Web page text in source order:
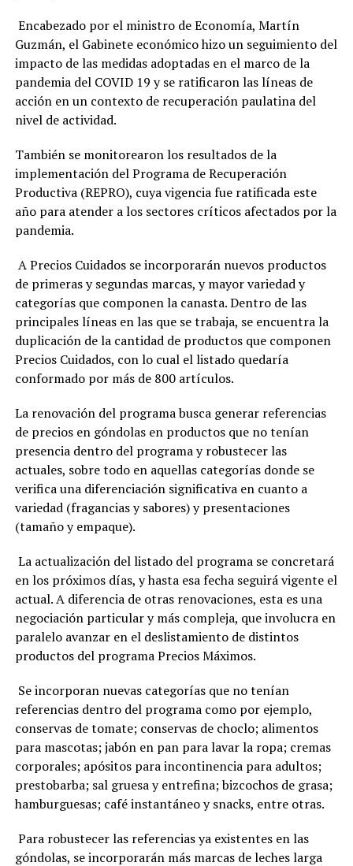
Encabezado por el ministro de Economía, Martín
Guzmán, el Gabinete económico hizo un seguimiento del
impacto de las medidas adoptadas en el marco de la
pandemia del COVID 19 y se ratificaron las líneas de
acción en un contexto de recuperación paulatina del
nivel de actividad.
También se monitorearon los resultados de la
implementación del Programa de Recuperación
Productiva (REPRO), cuya vigencia fue ratificada este
año para atender a los sectores críticos afectados por la
pandemia.
A Precios Cuidados se incorporarán nuevos productos
de primeras y segundas marcas, y mayor variedad y
categorías que componen la canasta. Dentro de las
principales líneas en las que se trabaja, se encuentra la
duplicación de la cantidad de productos que componen
Precios Cuidados, con lo cual el listado quedaría
conformado por más de 800 artículos.
La renovación del programa busca generar referencias
de precios en góndolas en productos que no tenían
presencia dentro del programa y robustecer las
actuales, sobre todo en aquellas categorías donde se
verifica una diferenciación significativa en cuanto a
variedad (fragancias y sabores) y presentaciones
(tamaño y empaque).
La actualización del listado del programa se concretará
en los próximos días, y hasta esa fecha seguirá vigente el
actual. A diferencia de otras renovaciones, esta es una
negociación particular y más compleja, que involucra en
paralelo avanzar en el deslistamiento de distintos
productos del programa Precios Máximos.
Se incorporan nuevas categorías que no tenían
referencias dentro del programa como por ejemplo,
conservas de tomate; conservas de choclo; alimentos
para mascotas; jabón en pan para lavar la ropa; cremas
corporales; apósitos para incontinencia para adultos;
prestobarba; sal gruesa y entrefina; bizcochos de grasa;
hamburguesas; café instantáneo y snacks, entre otras.
Para robustecer las referencias ya existentes en las
góndolas, se incorporarán más marcas de leches larga